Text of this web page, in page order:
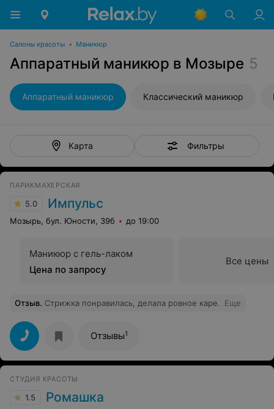
Салоны красоты • Маникюр
Аппаратный маникюр в Мозыре 5
Аппаратный маникюр Классический маникюр
Карта Фильтры
ПАРИКМАХЕРСКАЯ
5.0 Импульс
Мозырь, бул. Юности, 39б до 19:00
Маникюр с гель-лаком
Цена по запросу
Все цены
Отзыв. Стрижка понравилась, делала ровное каре. Еще
Отзывы1
СТУДИЯ КРАСОТЫ
1.5 Ромашка